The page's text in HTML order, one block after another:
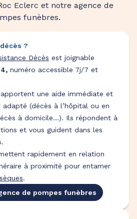
Eclerc et notre agence de
funèbres.
?
Décès est joignable
numéro accessible 7j/7 et
une aide immédiate et
(décès à l’hôpital ou en
à domicile…). Ils répondent à
et vous guident dans les
rapidement en relation
à proximité pour entamer
.
de pompes funèbres